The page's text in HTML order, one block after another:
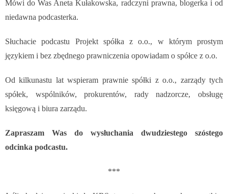
Mówi do Was Aneta Kułakowska, radczyni prawna, blogerka i od
niedawna podcasterka.
Słuchacie podcastu Projekt spółka z o.o., w którym prostym
językiem i bez zbędnego prawniczenia opowiadam o spółce z o.o.
Od kilkunastu lat wspieram prawnie spółki z o.o., zarządy tych
spółek, wspólników, prokurentów, rady nadzorcze, obsługę
księgową i biura zarządu.
Zapraszam Was do wysłuchania dwudziestego szóstego
odcinka podcastu.
***